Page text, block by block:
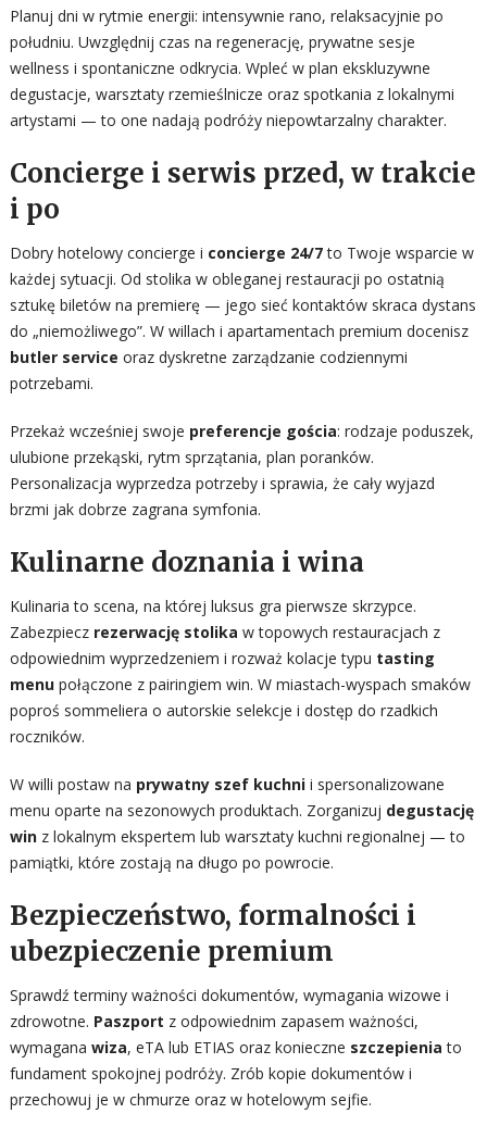
Planuj dni w rytmie energii: intensywnie rano, relaksacyjnie po
południu. Uwzględnij czas na regenerację, prywatne sesje
wellness i spontaniczne odkrycia. Wpleć w plan ekskluzywne
degustacje, warsztaty rzemieślnicze oraz spotkania z lokalnymi
artystami — to one nadają podróży niepowtarzalny charakter.
Concierge i serwis przed, w trakcie
i po
Dobry hotelowy concierge i concierge 24/7to Twoje wsparcie w
każdej sytuacji. Od stolika w obleganej restauracji po ostatnią
sztukę biletów na premierę — jego sieć kontaktów skraca dystans
do „niemożliwego”. W willach i apartamentach premium docenisz
butler service oraz dyskretne zarządzanie codziennymi
potrzebami.
Przekaż wcześniej swoje preferencje gościa: rodzaje poduszek,
ulubione przekąski, rytm sprzątania, plan poranków.
Personalizacja wyprzedza potrzeby i sprawia, że cały wyjazd
brzmi jak dobrze zagrana symfonia.
Kulinarne doznania i wina
Kulinaria to scena, na której luksus gra pierwsze skrzypce.
Zabezpiecz rezerwację stolika w topowych restauracjach z
odpowiednim wyprzedzeniem i rozważ kolacje typu tasting
menupołączone z pairingiem win. W miastach-wyspach smaków
poproś sommeliera o autorskie selekcje i dostęp do rzadkich
roczników.
W willi postaw na prywatny szef kuchnii spersonalizowane
menu oparte na sezonowych produktach. Zorganizuj degustację
winz lokalnym ekspertem lub warsztaty kuchni regionalnej — to
pamiątki, które zostają na długo po powrocie.
Bezpieczeństwo, formalności i
ubezpieczenie premium
Sprawdź terminy ważności dokumentów, wymagania wizowe i
zdrowotne. Paszport z odpowiednim zapasem ważności,
wymagana wiza, eTA lub ETIAS oraz konieczne szczepienia to
fundament spokojnej podróży. Zrób kopie dokumentów i
przechowuj je w chmurze oraz w hotelowym sejfie.